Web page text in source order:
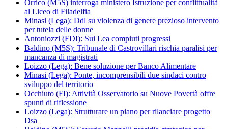
Orrico (M5S) interroga ministero Istruzione per conflittualità
al Liceo di Filadelfia
Minasi (Lega): Ddl su violenza di genere prezioso intervento
per tutela delle donne
Antoniozzi (FDI): Sui Lea compiuti progressi
Baldino (M5S): Tribunale di Castrovillari rischia paralisi per
mancanza di magistrati
Loizzo (Lega): Bene soluzione per Banco Alimentare
Minasi (Lega): Ponte, incomprensibili due sindaci contro
sviluppo del territorio
Occhiuto (FI): Attività Osservatorio su Nuove Povertà offre
spunti di riflessione
Loizzo (Lega): Strutturare un piano per rilanciare progetto
Dsa